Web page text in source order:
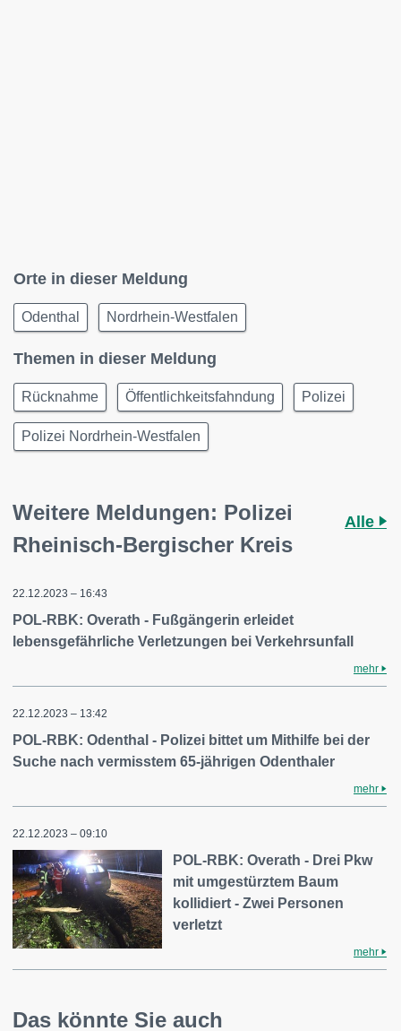
Orte in dieser Meldung
Odenthal Nordrhein-Westfalen
Themen in dieser Meldung
Rücknahme Öffentlichkeitsfahndung Polizei
Polizei Nordrhein-Westfalen
Weitere Meldungen: Polizei
Rheinisch-Bergischer Kreis
Alle
22.12.2023 – 16:43
POL-RBK: Overath - Fußgängerin erleidet
lebensgefährliche Verletzungen bei Verkehrsunfall
mehr
22.12.2023 – 13:42
POL-RBK: Odenthal - Polizei bittet um Mithilfe bei der
Suche nach vermisstem 65-jährigen Odenthaler
mehr
22.12.2023 – 09:10
POL-RBK: Overath - Drei Pkw
mit umgestürztem Baum
kollidiert - Zwei Personen
verletzt
mehr
Das könnte Sie auch